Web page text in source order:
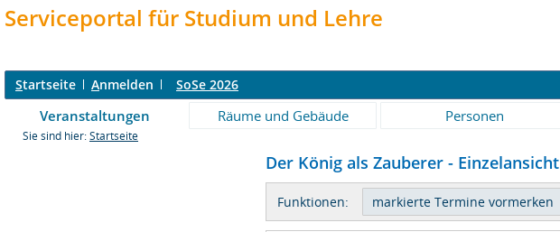
Serviceportal für Studium und Lehre
Startseite Anmelden SoSe 2026
Veranstaltungen Räume und Gebäude Personen
Sie sind hier: Startseite
Der König als Zauberer - Einzelansicht
Funktionen: